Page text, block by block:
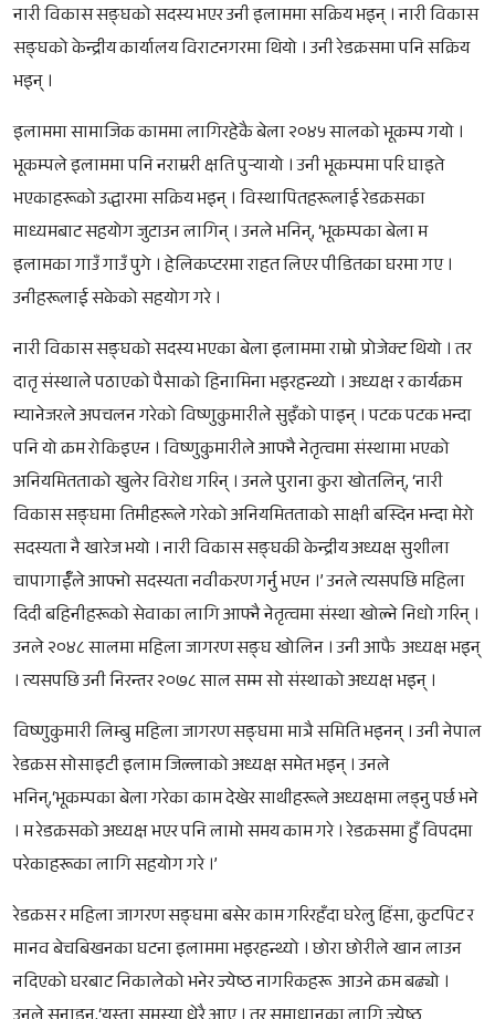
नारी विकास सङ्घको सदस्य भएर उनी इलाममा सक्रिय भइन् । नारी विकास
सङ्घको केन्द्रीय कार्यालय विराटनगरमा थियो । उनी रेडक्रसमा पनि सक्रिय
भइन् ।
इलाममा सामाजिक काममा लागिरहेकै बेला २०४५ सालको भूकम्प गयो ।
भूकम्पले इलाममा पनि नराम्ररी क्षति पुर्‍यायो । उनी भूकम्पमा परि घाइते
भएकाहरूको उद्धारमा सक्रिय भइन् । विस्थापितहरूलाई रेडक्रसका
माध्यमबाट सहयोग जुटाउन लागिन् । उनले भनिन्, ‘भूकम्पका बेला म
इलामका गाउँ गाउँ पुगे । हेलिकप्टरमा राहत लिएर पीडितका घरमा गए ।
उनीहरूलाई सकेको सहयोग गरे ।
नारी विकास सङ्घको सदस्य भएका बेला इलाममा राम्रो प्रोजेक्ट थियो । तर
दातृ संस्थाले पठाएको पैसाको हिनामिना भइरहन्थ्यो । अध्यक्ष र कार्यक्रम
म्यानेजरले अपचलन गरेको विष्णुकुमारीले सुइँको पाइन् । पटक पटक भन्दा
पनि यो क्रम रोकिइएन । विष्णुकुमारीले आफ्नै नेतृत्वमा संस्थामा भएको
अनियमितताको खुलेर विरोध गरिन् । उनले पुराना कुरा खोतलिन्, ‘नारी
विकास सङ्घमा तिमीहरूले गरेको अनियमितताको साक्षी बस्दिन भन्दा मेरो
सदस्यता नै खारेज भयो । नारी विकास सङ्घकी केन्द्रीय अध्यक्ष सुशीला
चापागाईँले आफ्नो सदस्यता नवीकरण गर्नु भएन ।’ उनले त्यसपछि महिला
दिदी बहिनीहरूको सेवाका लागि आफ्नै नेतृत्वमा संस्था खोल्ने निधो गरिन् ।
उनले २०४८ सालमा महिला जागरण सङ्घ खोलिन । उनी आफै अध्यक्ष भइन्
। त्यसपछि उनी निरन्तर २०७८ साल सम्म सो संस्थाको अध्यक्ष भइन् ।
विष्णुकुमारी लिम्बु महिला जागरण सङ्घमा मात्रै समिति भइनन् । उनी नेपाल
रेडक्रस सोसाइटी इलाम जिल्लाको अध्यक्ष समेत भइन् । उनले
भनिन्,‘भूकम्पका बेला गरेका काम देखेर साथीहरूले अध्यक्षमा लड्नु पर्छ भने
। म रेडक्रसको अध्यक्ष भएर पनि लामो समय काम गरे । रेडक्रसमा हुँ विपदमा
परेकाहरूका लागि सहयोग गरे ।’
रेडक्रस र महिला जागरण सङ्घमा बसेर काम गरिरहँदा घरेलु हिंसा, कुटपिट र
मानव बेचबिखनका घटना इलाममा भइरहन्थ्यो । छोरा छोरीले खान लाउन
नदिएको घरबाट निकालेको भनेर ज्येष्ठ नागरिकहरू आउने क्रम बढ्यो ।